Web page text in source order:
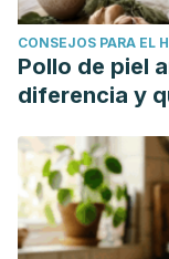
Cheng N, Ren
and
pollen extract
Food Chem
10.1016/
Yan T, Xu M, Wu
effect of
noradrenergic,
CONSEJOS PARA EL
Pollo de piel
diferencia y